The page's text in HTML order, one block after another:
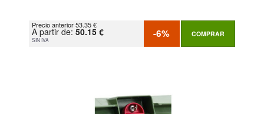
Precio anterior 53.35 €
A partir de: 50.15 €
SIN IVA -6% COMPRAR